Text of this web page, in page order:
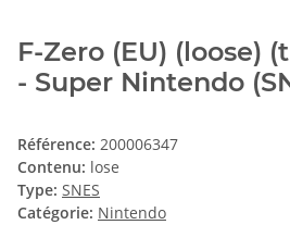
F-Zero (EU) (loose)
- Super Nintendo
Référence: 200006347
Contenu: lose
Type: SNES
Catégorie: Nintendo